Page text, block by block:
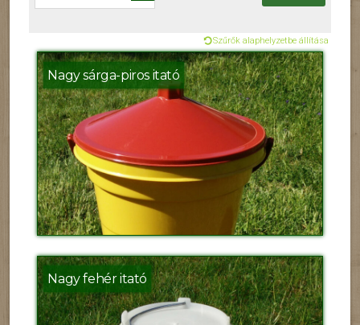
Szűrők alaphelyzetbe állítása
Nagy sárga-piros itató
Nagy fehér itató